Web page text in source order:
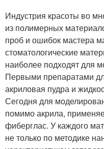
Индустрия красоты во
из полимерных
проб и ошибок мастера
стоматологические
наиболее подходят для
Первыми препаратами
акриловая пудра и
Сегодня для
помимо акрила,
фиберглас. У каждого
не только по методике